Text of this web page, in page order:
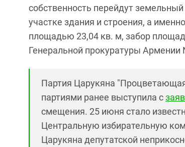
собственность перейдут
участке здания и строения, а
площадью 23,04 кв. м, забор
Генеральной прокуратуры Армении
Партия Царукяна
партиями ранее выступила с
смещения. 25 июня стало
Центральную избирательную
Царукяна депутатской